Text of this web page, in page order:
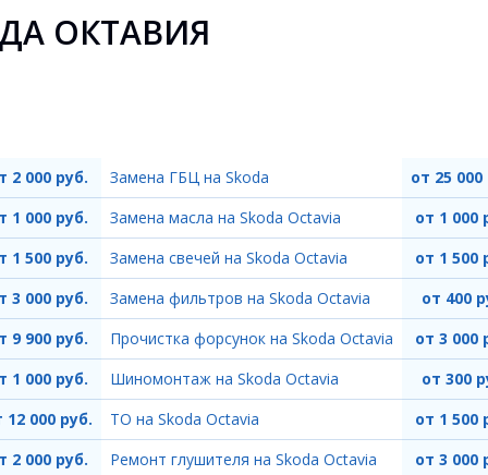
ОКТАВИЯ
2 000 руб.
1 000 руб.
1 500 руб.
3 000 руб.
9 900 руб.
1 000 руб.
12 000 руб.
2 000 руб.
Замена ГБЦ на Skoda
от 25 000
Замена масла на Skoda Octavia
от 1 000
Замена свечей на Skoda Octavia
от 1 500
Замена фильтров на Skoda Octavia
от 400
Прочистка форсунок на Skoda Octavia
от 3 000
Шиномонтаж на Skoda Octavia
от 300
ТО на Skoda Octavia
от 1 500
Ремонт глушителя на Skoda Octavia
от 3 000